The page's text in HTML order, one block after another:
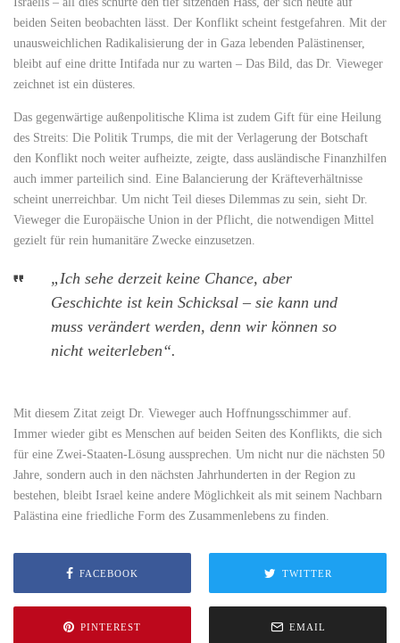
beiden Seiten beobachten lässt. Der Konflikt scheint festgefahren. Mit der
unausweichlichen Radikalisierung der in Gaza lebenden Palästinenser,
bleibt auf eine dritte Intifada nur zu warten – Das Bild, das Dr. Vieweger
zeichnet ist ein düsteres.
Das gegenwärtige außenpolitische Klima ist zudem Gift für eine Heilung
des Streits: Die Politik Trumps, die mit der Verlagerung der Botschaft
den Konflikt noch weiter aufheizte, zeigte, dass ausländische Finanzhilfen
auch immer parteilich sind. Eine Balancierung der Kräfteverhältnisse
scheint unerreichbar. Um nicht Teil dieses Dilemmas zu sein, sieht Dr.
Vieweger die Europäische Union in der Pflicht, die notwendigen Mittel
gezielt für rein humanitäre Zwecke einzusetzen.
„Ich sehe derzeit keine Chance, aber
Geschichte ist kein Schicksal – sie kann und
muss verändert werden, denn wir können so
nicht weiterleben“.
Mit diesem Zitat zeigt Dr. Vieweger auch Hoffnungsschimmer auf.
Immer wieder gibt es Menschen auf beiden Seiten des Konflikts, die sich
für eine Zwei-Staaten-Lösung aussprechen. Um nicht nur die nächsten 50
Jahre, sondern auch in den nächsten Jahrhunderten in der Region zu
bestehen, bleibt Israel keine andere Möglichkeit als mit seinem Nachbarn
Palästina eine friedliche Form des Zusammenlebens zu finden.
FACEBOOK TWITTER
PINTEREST EMAIL